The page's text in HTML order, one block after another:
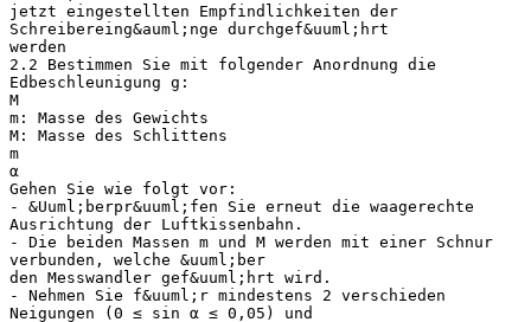
jetzt eingestellten Empfindlichkeiten der
Schreibereing&auml;nge durchgef&uuml;hrt
werden
2.2 Bestimmen Sie mit folgender Anordnung die
Edbeschleunigung g:
M
m: Masse des Gewichts
M: Masse des Schlittens
m
α
Gehen Sie wie folgt vor:
- &Uuml;berpr&uuml;fen Sie erneut die waagerechte
Ausrichtung der Luftkissenbahn.
- Die beiden Massen m und M werden mit einer Schnur
verbunden, welche &uuml;ber
den Messwandler gef&uuml;hrt wird.
- Nehmen Sie f&uuml;r mindestens 2 verschieden
Neigungen (0 ≤ sin α ≤ 0,05) und